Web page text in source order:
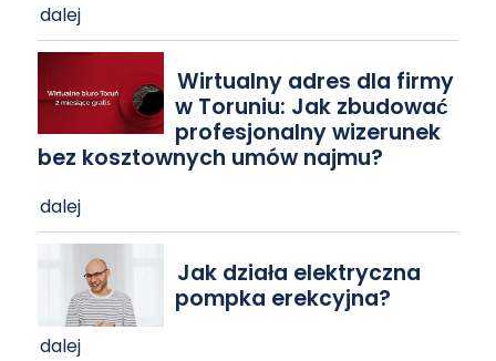
dalej
Wirtualny adres dla firmy
w Toruniu: Jak zbudować
profesjonalny wizerunek
bez kosztownych umów najmu?
dalej
Jak działa elektryczna
pompka erekcyjna?
dalej